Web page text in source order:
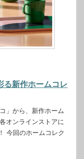
る新作ホームコレ
」から、新作ホーム
オンラインストアに
今回のホームコレク